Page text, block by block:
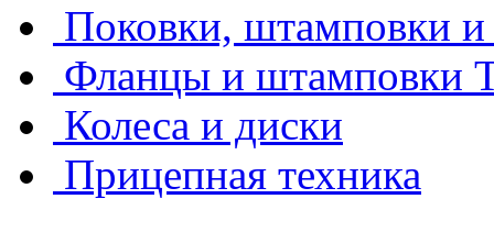
Поковки, штамповки и
Фланцы и штамповки
Колеса и диски
Прицепная техника